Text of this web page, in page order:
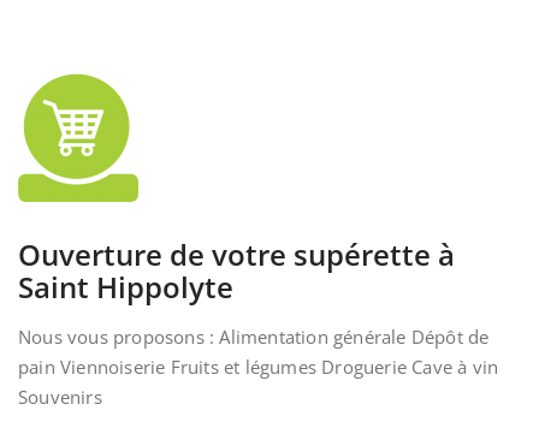
Ouverture de votre supérette à
Saint Hippolyte
Nous vous proposons : Alimentation générale Dépôt de
pain Viennoiserie Fruits et légumes Droguerie Cave à vin
Souvenirs